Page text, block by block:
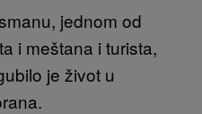
jednom od
i meštana i turista,
je život u